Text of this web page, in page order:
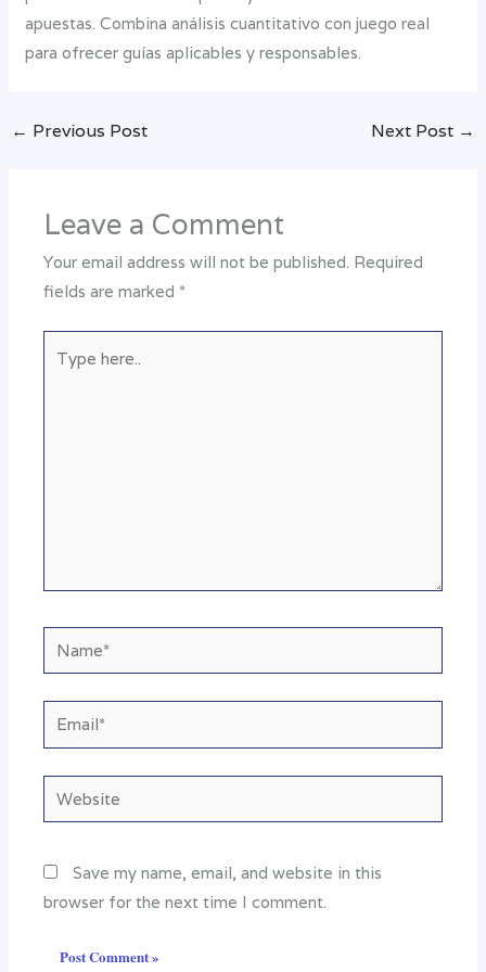
apuestas. Combina análisis cuantitativo con juego real
para ofrecer guías aplicables y responsables.
← Previous Post Next Post →
Leave a Comment
Your email address will not be published. Required
fields are marked *
here..
Name*
Email*
Website
Save my name, email, and website in this
browser for the next time I comment.